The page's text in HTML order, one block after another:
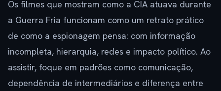
Os filmes que mostram como a CIA atuava durante
a Guerra Fria funcionam como um retrato prático
de como a espionagem pensa: com informação
incompleta, hierarquia, redes e impacto político. Ao
assistir, foque em padrões como comunicação,
dependência de intermediários e diferença entre